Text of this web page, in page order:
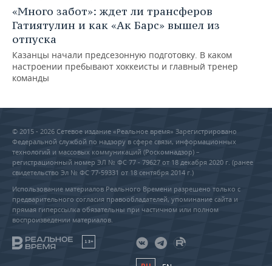
«Много забот»: ждет ли трансферов
Гатиятулин и как «Ак Барс» вышел из
отпуска
Казанцы начали предсезонную подготовку. В каком
настроении пребывают хоккеисты и главный тренер
команды
© 2015 - 2026 Сетевое издание «Реальное время» Зарегистрировано
Федеральной службой по надзору в сфере связи, информационных
технологий и массовых коммуникаций (Роскомнадзор) –
регистрационный номер ЭЛ № ФС 77 - 79627 от 18 декабря 2020 г. (ранее
свидетельство Эл № ФС 77-59331 от 18 сентября 2014 г.)
Использование материалов Реального Времени разрешено только с
предварительного согласия правообладателей, упоминание сайта и
прямая гиперссылка обязательны при частичном или полном
воспроизведении материалов.
18+